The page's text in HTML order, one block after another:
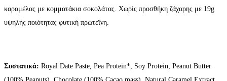
καραμέλας με κομματάκια σοκολάτας. Χωρίς προσθήκη ζάχαρης με 19g
υψηλής ποιότητας φυτική πρωτεΐνη.
Συστατικά: Royal Date Paste, Pea Protein*, Soy Protein, Peanut Butter